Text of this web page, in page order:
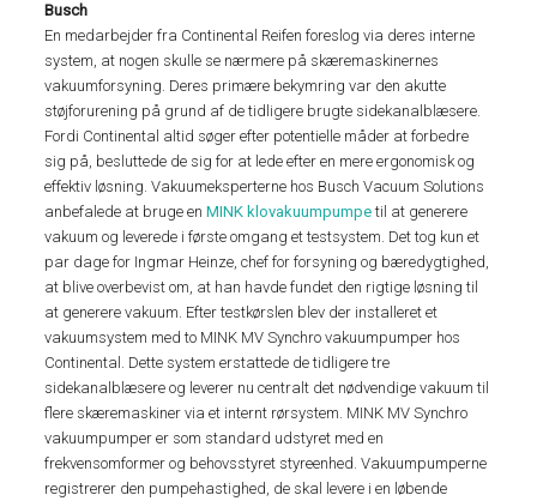
Busch
En medarbejder fra Continental Reifen foreslog via deres interne
system, at nogen skulle se nærmere på skæremaskinernes
vakuumforsyning. Deres primære bekymring var den akutte
støjforurening på grund af de tidligere brugte sidekanalblæsere.
Fordi Continental altid søger efter potentielle måder at forbedre
sig på, besluttede de sig for at lede efter en mere ergonomisk og
effektiv løsning. Vakuumeksperterne hos Busch Vacuum Solutions
anbefalede at bruge enMINK klovakuumpumpetil at generere
vakuum og leverede i første omgang et testsystem. Det tog kun et
par dage for Ingmar Heinze, chef for forsyning og bæredygtighed,
at blive overbevist om, at han havde fundet den rigtige løsning til
at generere vakuum. Efter testkørslen blev der installeret et
vakuumsystem med to MINK MV Synchro vakuumpumper hos
Continental. Dette system erstattede de tidligere tre
sidekanalblæsere og leverer nu centralt det nødvendige vakuum til
flere skæremaskiner via et internt rørsystem. MINK MV Synchro
vakuumpumper er som standard udstyret med en
frekvensomformer og behovsstyret styreenhed. Vakuumpumperne
registrerer den pumpehastighed, de skal levere i en løbende